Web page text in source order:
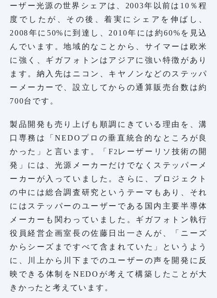
ーザー光源の世界シェアは、2003年以前は10％程
度でしたが、その後、着実にシェアを伸ばし、
2008年に50%に到達し、2010年には約60%を見込
んでいます。地域的なことから、サイマーは欧米
に強く、ギガフォトンはアジアに強い特徴があり
ます。納入先はニコン、キヤノンなどのステッパ
ーメーカーで、設立してからの通算販売台数は約
700台です。
製品開発も売り上げも順調にきている理由を、溝
口専務は「NEDOプロの垂直統合的なところが良
かった」と言います。「F 2 レーザーリソ技術の開
発」には、光源メーカーだけでなくステッパーメ
ーカーが入っていました。さらに、プロジェクト
の中には総合調査研究というテーマもあり、それ
にはステッパーのユーザーである国内主要半導体
メーカーも関わっていました。ギガフォトン執行
役員経営企画室長の佐藤日出一さんが、「ニーズ
からシーズまですべて含まれていた」というよう
に、川上から川下までのユーザーの声を開発に反
映できる体制をNEDOが考えて構築したことが大
きかったと考えています。